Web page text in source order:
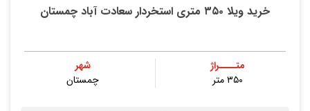
خرید ویلا ۳۵۰ متری استخردار سعادت آباد چمستان
متــــراژ
۳۵۰ متر
شهر
چمستان